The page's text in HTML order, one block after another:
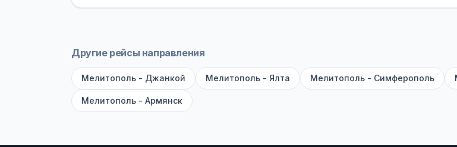
оплата производится только при посадке, печатать билет заранее не
рейсов вы увидите время выезда, место посадки, время и место
Удачных поездок! С уважением, команда BUSTRIP.PRO
Другие рейсы направления
Мелитополь - Джанкой Мелитополь - Ялта Мелитополь - Симферополь
Мелитополь - Армянск